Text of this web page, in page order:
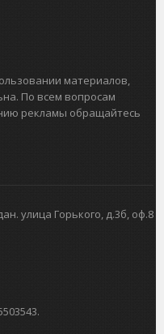
материалов,
По всем вопросам
рекламы обращайтесь
улица Горького, д.3б, оф.8